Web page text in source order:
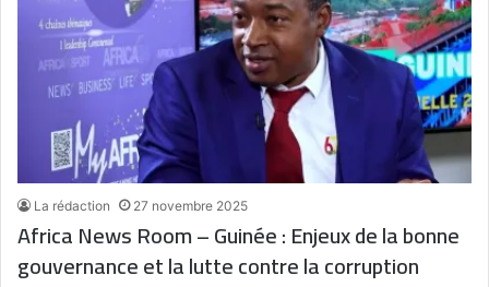
La rédaction 27 novembre 2025
Africa News Room – Guinée : Enjeux de la bonne
gouvernance et la lutte contre la corruption